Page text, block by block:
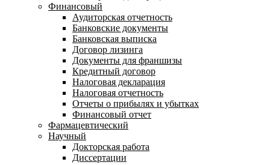
Финансовый
Аудиторская отчетность
Банковские документы
Банковская выписка
Договор лизинга
Документы для франшизы
Кредитный договор
Налоговая декларация
Налоговая отчетность
Отчеты о прибылях и убытках
Финансовый отчет
Фармацевтический
Научный
Докторская работа
Диссертации